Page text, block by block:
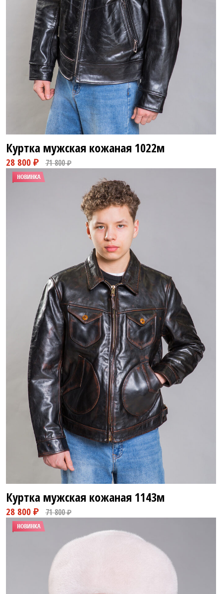
35 800 ₽ 58 801 ₽
Куртка мужская кожаная 1022м
Куртка мужская кожаная 1143м